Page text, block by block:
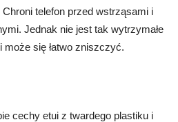
telefon przed wstrząsami i
Jednak nie jest tak wytrzymałe
może się łatwo zniszczyć.
cechy etui z twardego plastiku i